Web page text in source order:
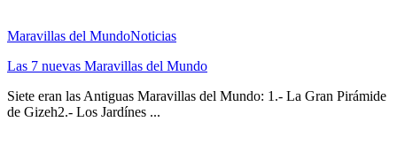
Maravillas del MundoNoticias
Las 7 nuevas Maravillas del Mundo
Siete eran las Antiguas Maravillas del Mundo: 1.- La Gran Pirámide
de Gizeh2.- Los Jardínes ...